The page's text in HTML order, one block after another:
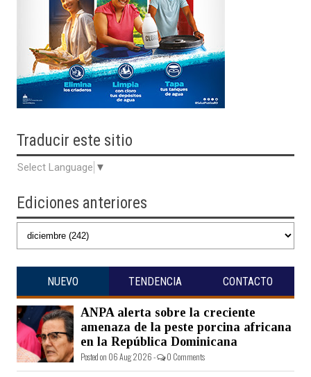
Traducir este sitio
Select Language ▼
Ediciones anteriores
NUEVO TENDENCIA CONTACTO
ANPA alerta sobre la creciente
amenaza de la peste porcina africana
en la República Dominicana
Posted on 06 Aug 2026 - 0 Comments